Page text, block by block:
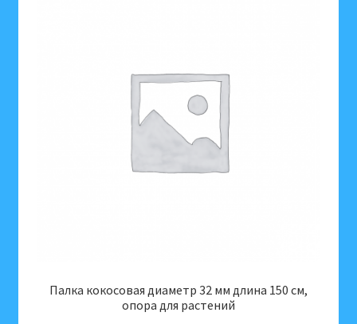
Палка кокосовая диаметр 32 мм длина 150 см,
опора для растений